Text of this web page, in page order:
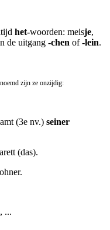
het-woorden: meisje,
de uitgang -chen of-lein.
zijn ze onzijdig:
(3e nv.) seiner
(das).
...